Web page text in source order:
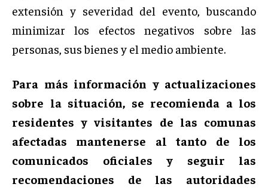
extensión y severidad del evento, buscando
minimizar los efectos negativos sobre las
personas, sus bienes y el medio ambiente.
Para más información y actualizaciones
sobre la situación, se recomienda a los
residentes y visitantes de las comunas
afectadas mantenerse al tanto de los
comunicados oficiales y seguir las
recomendaciones de las autoridades